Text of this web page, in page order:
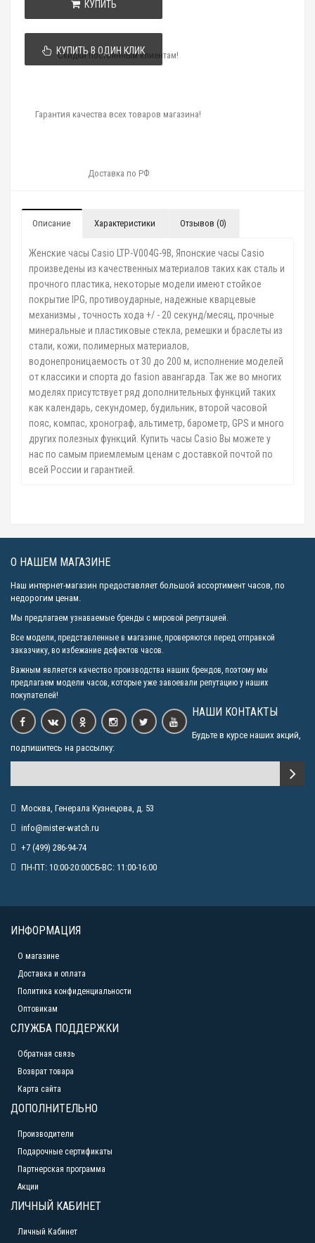
КУПИТЬ
КУПИТЬ В ОДИН КЛИК
Скидки постоянным клиентам!
Гарантия качества всех товаров магазина!
Доставка по РФ
Описание Характеристики Отзывов (0)
Женские часы Casio LTP-V004G-9B, Японские часы Casio
произведены из качественных материалов таких как сталь и
прочного пластика, некоторые модели имеют стойкое
покрытие IPG, противоударные, надежные кварцевые
механизмы , точность хода +/ - 20 секунд/месяц, прочные
минеральные и пластиковые стекла, ремешки и браслеты из
стали, кожи, полимерных материалов,
водонепроницаемость от 30 до 200 м, исполнение моделей
от классики и спорта до fasion авангарда. Так же во многих
моделях присутствует ряд дополнительных функций таких
как календарь, секундомер, будильник, второй часовой
пояс, компас, хронограф, альтиметр, барометр, GPS и много
других полезных функций. Купить часы Casio Вы можете у
нас по самым приемлемым ценам с доставкой почтой по
всей России и гарантией.
О НАШЕМ МАГАЗИНЕ
Наш интернет-магазин предоставляет большой ассортимент часов, по
недорогим ценам.
Мы предлагаем узнаваемые бренды с мировой репутацией.
Все модели, представленные в магазине, проверяются перед отправкой
заказчику, во избежание дефектов часов.
Важным является качество производства наших брендов, поэтому мы
предлагаем модели часов, которые уже завоевали репутацию у наших
покупателей!
НАШИ КОНТАКТЫ
Будьте в курсе наших акций,
подпишитесь на рассылку:
Москва, Генерала Кузнецова, д. 53
info@mister-watch.ru
+7 (499) 286-94-74
ПН-ПТ: 10:00-20:00СБ-ВС: 11:00-16:00
ИНФОРМАЦИЯ
О магазине
Доставка и оплата
Политика конфиденциальности
Оптовикам
СЛУЖБА ПОДДЕРЖКИ
Обратная связь
Возврат товара
Карта сайта
ДОПОЛНИТЕЛЬНО
Производители
Подарочные сертификаты
Партнерская программа
Акции
ЛИЧНЫЙ КАБИНЕТ
Личный Кабинет